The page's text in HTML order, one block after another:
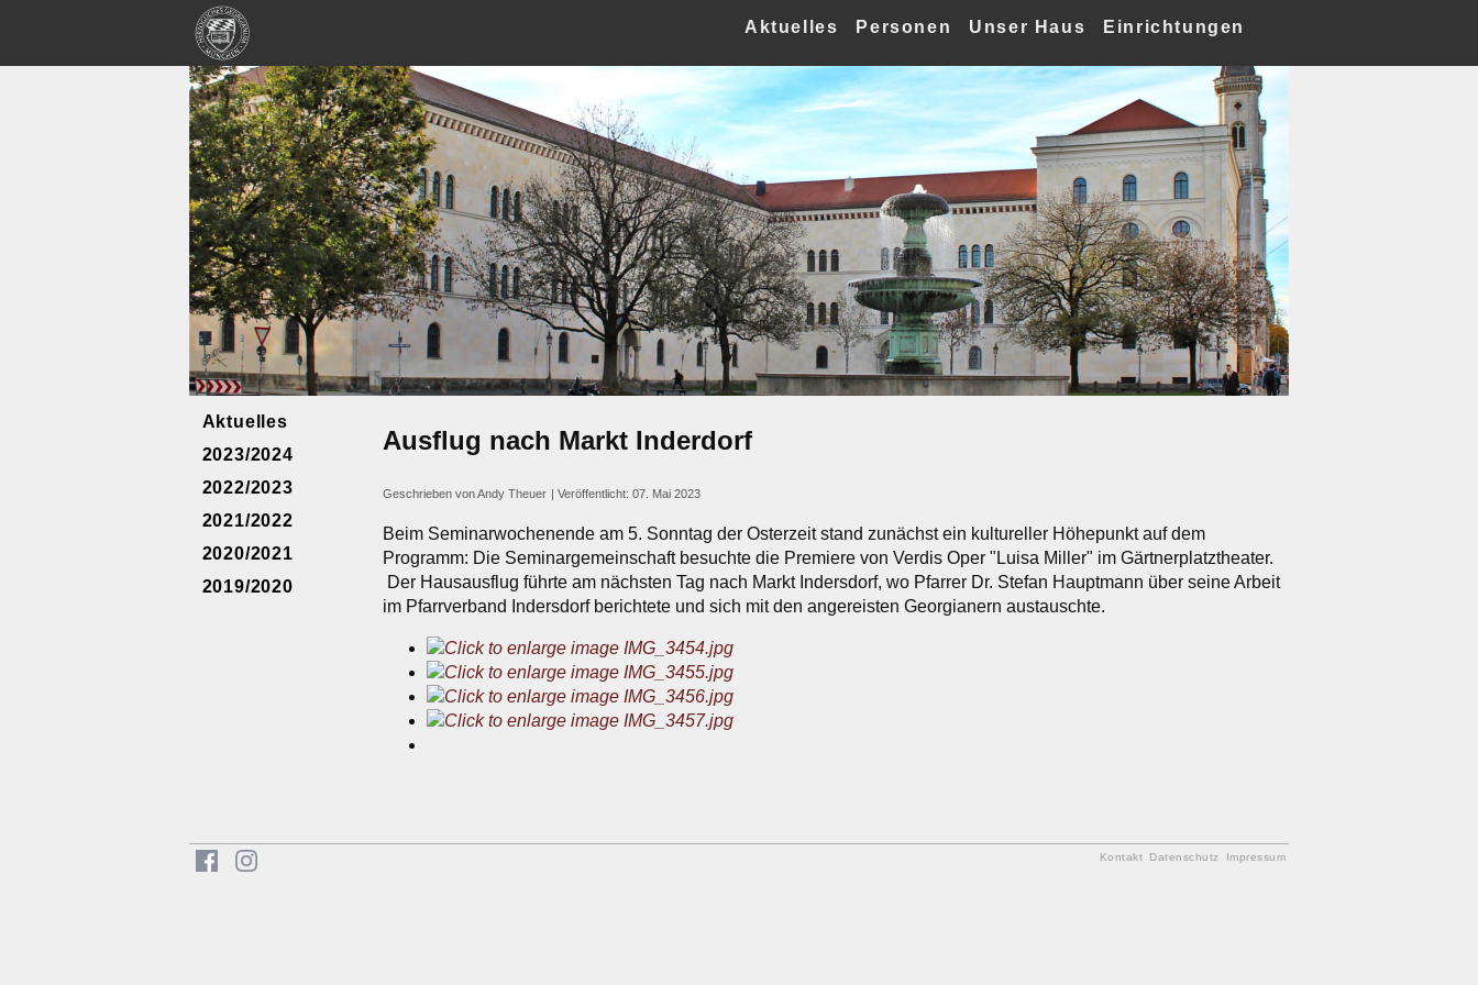
Aktuelles Personen Unser Haus Einrichtungen
Aktuelles
2023/2024
2022/2023
2021/2022
2020/2021
2019/2020
Ausflug nach Markt Inderdorf
Geschrieben vonAndy Theuer Veröffentlicht: 07. Mai 2023
Beim Seminarwochenende am 5. Sonntag der Osterzeit stand zunächst ein kultureller Höhepunkt auf dem
Programm: Die Seminargemeinschaft besuchte die Premiere von Verdis Oper "Luisa Miller" im Gärtnerplatztheater.
Der Hausausflug führte am nächsten Tag nach Markt Indersdorf, wo Pfarrer Dr. Stefan Hauptmann über seine Arbeit
im Pfarrverband Indersdorf berichtete und sich mit den angereisten Georgianern austauschte.
Kontakt Datenschutz Impressum